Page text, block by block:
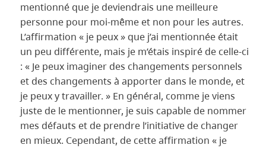
mentionné que je deviendrais une meilleure
personne pour moi-même et non pour les autres.
L’affirmation « je peux » que j’ai mentionnée était
un peu différente, mais je m’étais inspiré de celle-ci
: « Je peux imaginer des changements personnels
et des changements à apporter dans le monde, et
je peux y travailler. » En général, comme je viens
juste de le mentionner, je suis capable de nommer
mes défauts et de prendre l’initiative de changer
en mieux. Cependant, de cette affirmation « je